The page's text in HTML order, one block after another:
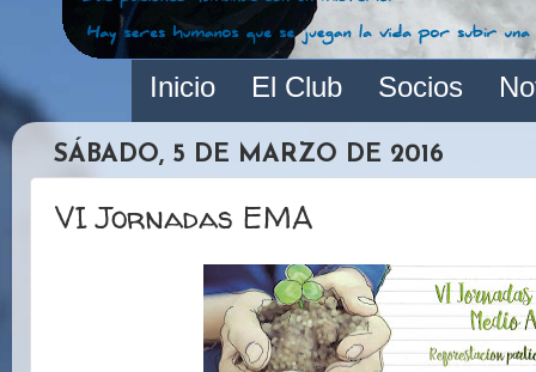
Inicio El Club Socios
SÁBADO, 5 DE MARZO DE 2016
VI Jornadas EMA